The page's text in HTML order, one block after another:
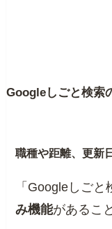
Googleしごと検索
職種や距離、更新
「Googleしご
み機能があるこ